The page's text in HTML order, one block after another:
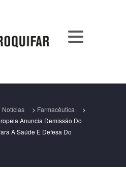
Notícias > Farmacêutica
>
Anuncia Demissão Do
A Saúde E Defesa Do